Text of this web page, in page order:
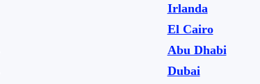
Irlanda
El Cairo
Abu Dhabi
Dubai